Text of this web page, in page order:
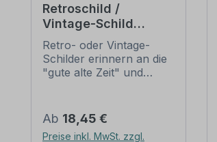
Retroschild /
Vintage-Schild
Motorradwerkstatt -
mit Ihrem
Namenseindruck
Retro- oder Vintage-
Schilder erinnern an die
"gute alte Zeit" und
großer Beliebheit. Sind
diese Schilder im Original
Regulärer Preis:
Ab 18,45 €
Preise inkl. MwSt. zzgl.